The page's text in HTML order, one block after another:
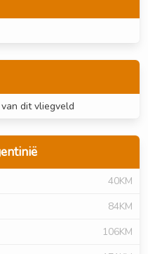
dit vliegveld
40KM
84KM
106KM